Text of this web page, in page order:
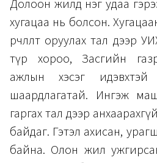
Долоон жилд нэг удаа
хугацаа нь болсон.
өөрчлөлт оруулах тал дээр
түр хороо, Засгийн
ажлын хэсэг
шаардлагатай. Ингэж
гаргах тал дээр
байдаг. Гэтэл ахисан,
байна. Олон жил